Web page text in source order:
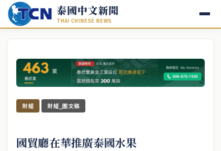
泰國中文新聞
THAI CHINESE NEWS
財經 財經_圖文稿
國貿廳在華推廣泰國水果